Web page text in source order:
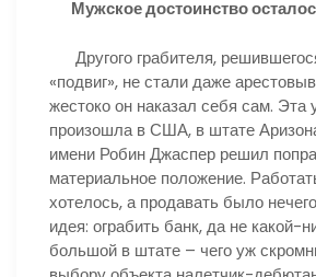
Мужское достоинство
Другого грабителя,
«подвиг», не стали даже
жестоко он наказал себя сам. Эта
произошла в США, в штате
имени Робин Джаспер решил
материальное положение.
хотелось, а продавать было
идея: ограбить банк, да не какой-
большой в штате – чего уж